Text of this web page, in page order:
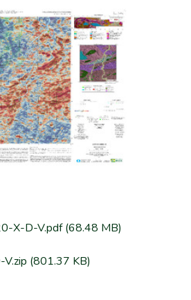
X-D-V.pdf(68.48 MB)
(801.37 KB)